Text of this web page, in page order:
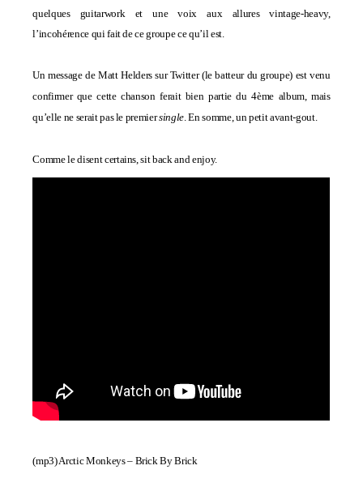
quelques guitarwork et une voix aux allures vintage-heavy,
l’incohérence qui fait de ce groupe ce qu’il est.
Un message de Matt Helders sur Twitter(le batteur du groupe) est venu
confirmer que cette chanson ferait bien partie du 4ème album, mais
qu’elle ne serait pas le premiersingle. En somme, un petit avant-gout.
Comme le disent certains, sit back and enjoy.
(mp3)Arctic Monkeys – Brick By Brick